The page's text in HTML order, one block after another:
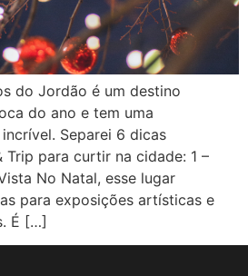
do Jordão é um destino
do ano e tem uma
Separei 6 dicas
para curtir na cidade: 1 –
No Natal, esse lugar
para exposições artísticas e
É […]